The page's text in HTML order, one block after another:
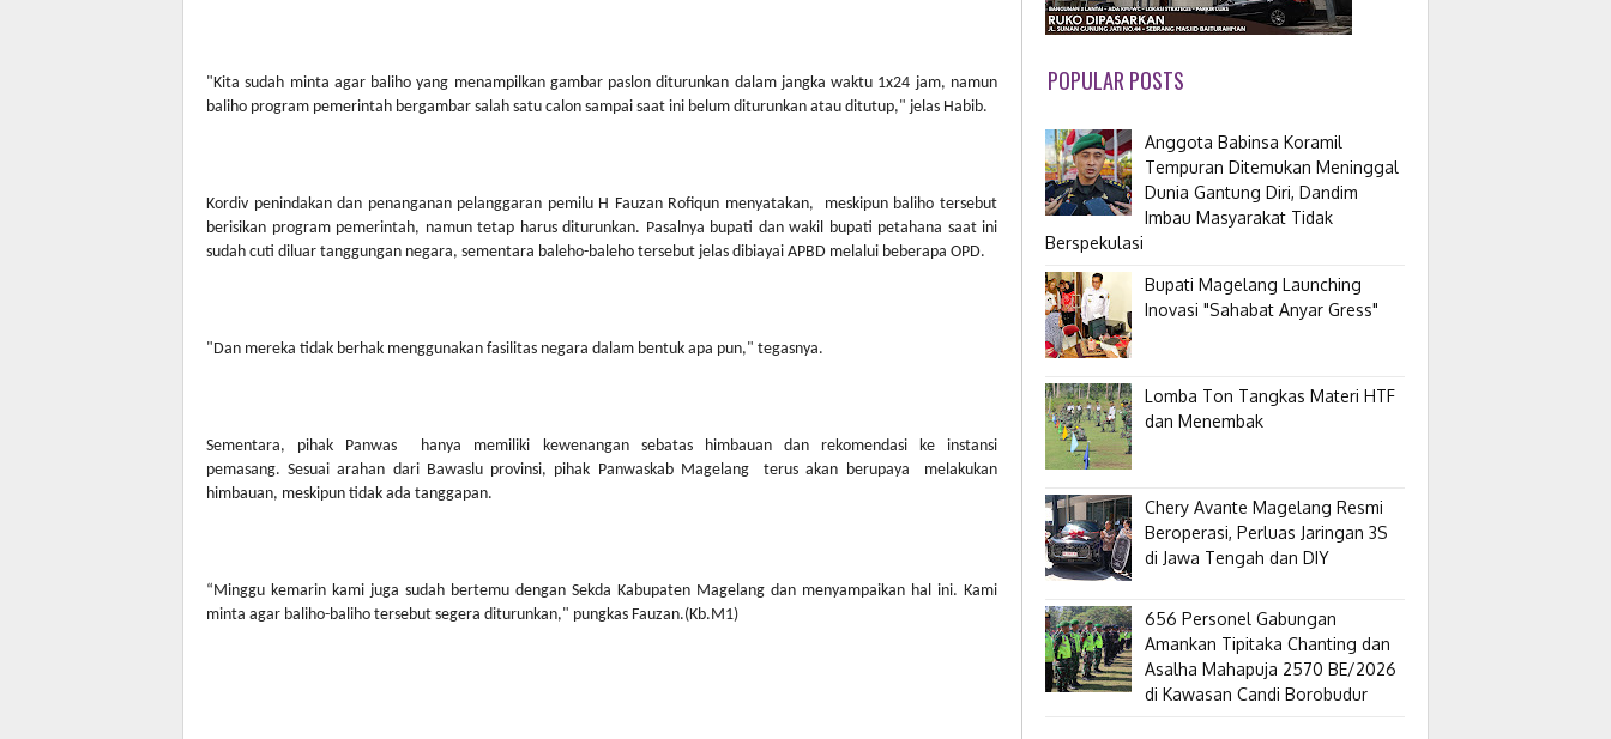
"Kita sudah minta agar baliho yang menampilkan gambar paslon diturunkan dalam jangka waktu 1x24 jam, namun
baliho program pemerintah bergambar salah satu calon sampai saat ini belum diturunkan atau ditutup," jelas Habib.
Kordiv penindakan dan penanganan pelanggaran pemilu H Fauzan Rofiqun menyatakan,
meskipun baliho tersebut
berisikan program pemerintah, namun tetap harus diturunkan. Pasalnya bupati dan wakil bupati petahana saat ini
sudah cuti diluar tanggungan negara, sementara baleho-baleho tersebut jelas dibiayai APBD melalui beberapa OPD.
"Dan mereka tidak berhak menggunakan fasilitas negara dalam bentuk apa pun," tegasnya.
Sementara, pihak Panwas
hanya memiliki kewenangan sebatas himbauan dan rekomendasi ke instansi
pemasang. Sesuai arahan dari Bawaslu provinsi, pihak Panwaskab Magelang
terus akan berupaya
melakukan
himbauan, meskipun tidak ada tanggapan.
“Minggu kemarin kami juga sudah bertemu dengan Sekda Kabupaten Magelang dan menyampaikan hal ini. Kami
minta agar baliho-baliho tersebut segera diturunkan," pungkas Fauzan.(Kb.M1)
POPULAR POSTS
Anggota Babinsa Koramil
Tempuran Ditemukan Meninggal
Dunia Gantung Diri, Dandim
Imbau Masyarakat Tidak
Berspekulasi
Bupati Magelang Launching
Inovasi "Sahabat Anyar Gress"
Lomba Ton Tangkas Materi HTF
dan Menembak
​Chery Avante Magelang Resmi
Beroperasi, Perluas Jaringan 3S
di Jawa Tengah dan DIY
656 Personel Gabungan
Amankan Tipitaka Chanting dan
Asalha Mahapuja 2570 BE/2026
di Kawasan Candi Borobudur